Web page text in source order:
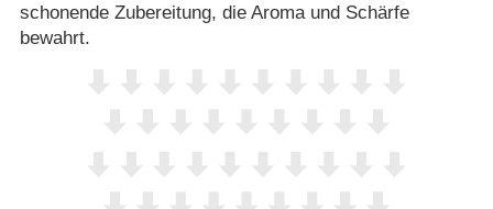
schonende Zubereitung, die Aroma und Schärfe
bewahrt.